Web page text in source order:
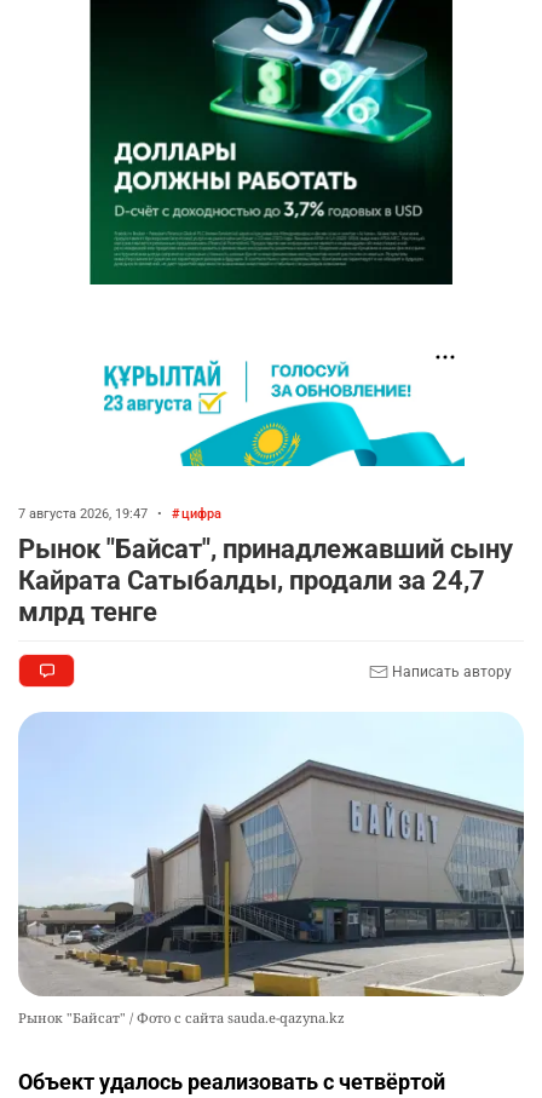
7 августа 2026, 19:47 • цифра
Рынок "Байсат", принадлежавший сыну
Кайрата Сатыбалды, продали за 24,7
млрд тенге
Написать автору
Рынок "Байсат" / Фото с сайта sauda.e-qazyna.kz
Объект удалось реализовать с четвёртой